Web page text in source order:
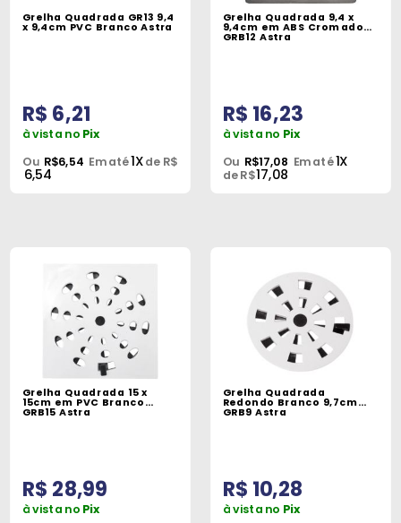
Grelha Quadrada GR13 9,4
x 9,4cm PVC Branco Astra
R$ 6,21
à vista no Pix
Ou R$6,54 Em até1Xde R$
6,54
Grelha Quadrada 9,4 x
9,4cm em ABS Cromado
GRB12 Astra
R$ 16,23
à vista no Pix
Ou R$17,08 Em até1X
de R$17,08
Grelha Quadrada 15 x
15cm em PVC Branco
GRB15 Astra
R$ 28,99
à vista no Pix
Grelha Quadrada
Redondo Branco 9,7cm
GRB9 Astra
R$ 10,28
à vista no Pix